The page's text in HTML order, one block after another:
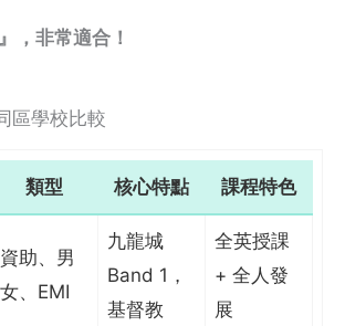
，非常適合！
區學校比較
類型 核心特點 課程特色
資助、男
女、EMI
九龍城
Band 1，
基督教
全英授課
+ 全人發
展